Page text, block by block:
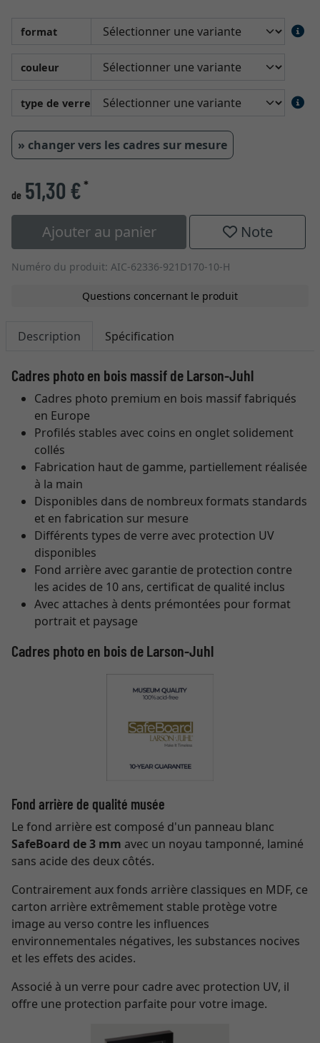
format
couleur
type de verre
» changer vers les cadres sur mesure
de 51,30 €*
Ajouter au panier Note
Numéro du produit: AIC-62336-921D170-10-H
Questions concernant le produit
Description Spécification
Cadres photo en bois massif de Larson-Juhl
Cadres photo premium en bois massif fabriqués
en Europe
Profilés stables avec coins en onglet solidement
collés
Fabrication haut de gamme, partiellement réalisée
à la main
Disponibles dans de nombreux formats standards
et en fabrication sur mesure
Différents types de verre avec protection UV
disponibles
Fond arrière avec garantie de protection contre
les acides de 10 ans, certificat de qualité inclus
Avec attaches à dents prémontées pour format
portrait et paysage
Cadres photo en bois de Larson-Juhl
Fond arrière de qualité musée
Le fond arrière est composé d'un panneau blanc
SafeBoard de 3 mm avec un noyau tamponné, laminé
sans acide des deux côtés.
Contrairement aux fonds arrière classiques en MDF, ce
carton arrière extrêmement stable protège votre
image au verso contre les influences
environnementales négatives, les substances nocives
et les effets des acides.
Associé à un verre pour cadre avec protection UV, il
offre une protection parfaite pour votre image.